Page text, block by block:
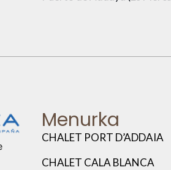
Menurka
CHALET PORT D’ADDAIA
CHALET CALA BLANCA